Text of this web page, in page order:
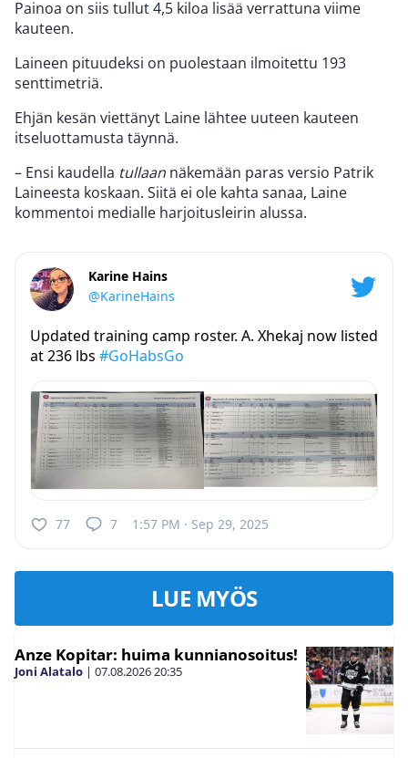
Painoa on siis tullut 4,5 kiloa lisää verrattuna viime
kauteen.
Laineen pituudeksi on puolestaan ilmoitettu 193
senttimetriä.
Ehjän kesän viettänyt Laine lähtee uuteen kauteen
itseluottamusta täynnä.
– Ensi kaudella tullaan näkemään paras versio Patrik
Laineesta koskaan. Siitä ei ole kahta sanaa, Laine
kommentoi medialle harjoitusleirin alussa.
Karine Hains
@KarineHains
Updated training camp roster. A. Xhekaj now listed
at 236 lbs #GoHabsGo
77 7 1:57 PM · Sep 29, 2025
LUE MYÖS
Anze Kopitar: huima kunnianosoitus!
Joni Alatalo | 07.08.202620:35